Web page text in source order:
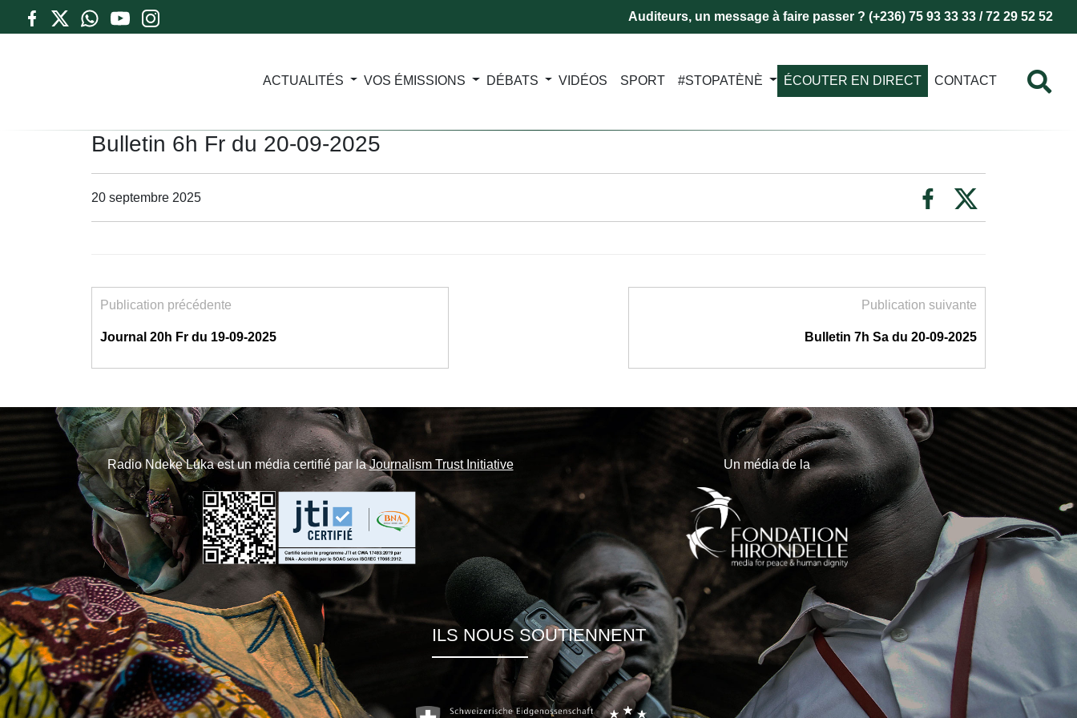
Auditeurs, un message à faire passer ? (+236) 75 93 33 33 / 72 29 52 52
ACTUALITÉS VOS ÉMISSIONS DÉBATS VIDÉOS SPORT #STOPATÈNÈ ÉCOUTER EN DIRECT CONTACT
Bulletin 6h Fr du 20-09-2025
20 septembre 2025
Publication précédente
Journal 20h Fr du 19-09-2025
Publication suivante
Bulletin 7h Sa du 20-09-2025
Radio Ndeke Luka est un média certifié par laJournalism Trust Initiative Un média de la
ILS NOUS SOUTIENNENT